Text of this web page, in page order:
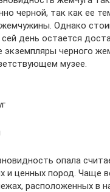
черной, так как ее
Однако
день остается
черного
музее.
опала
и ценных пород. Чаще
расположенных в